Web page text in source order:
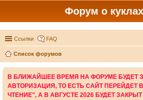
Форум о
Ссылки FAQ
Список форумов
В БЛИЖАЙШЕЕ ВРЕМЯ НА ФОРУМЕ БУДЕТ
АВТОРИЗАЦИЯ, ТО ЕСТЬ САЙТ ПЕРЕЙДЕТ
ЧТЕНИЕ", А В АВГУСТЕ 2026 БУДЕТ